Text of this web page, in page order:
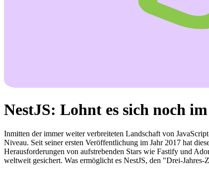
NestJS: Lohnt es sich noch
Inmitten der immer weiter verbreiteten Landschaft von
Niveau. Seit seiner ersten Veröffentlichung im Jahr 2017 hat
Herausforderungen von aufstrebenden Stars wie Fastify und
weltweit gesichert. Was ermöglicht es NestJS, den "Drei-